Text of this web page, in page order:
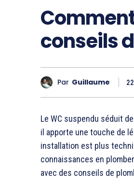
conseils
Par Guillaume
Le WC suspendu séduit
il apporte une touche de
installation est plus
connaissances en
avec des conseils de